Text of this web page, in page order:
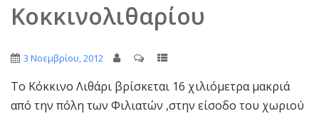
Κοκκινολιθαρίου
3 Νοεμβρίου, 2012
Το Κόκκινο Λιθάρι βρίσκεται 16 χιλιόμετρα μακριά
από την πόλη των Φιλιατών ,στην είσοδο του χωριού